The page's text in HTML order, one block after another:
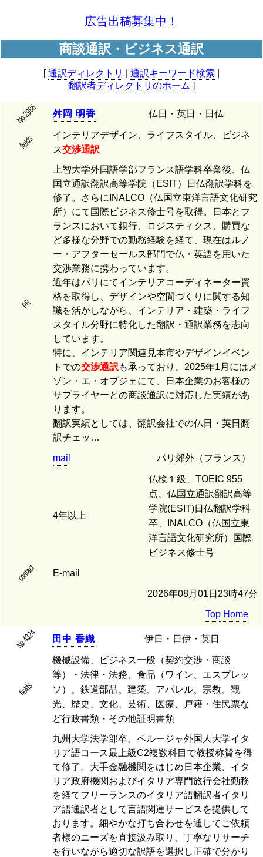
広告出稿募集中！
商談通訳・ビジネス通訳
[通訳ディレクトリ 通訳キーワード検索
翻訳者ディレクトリのホーム ]
No.2986 舛 岡 明香 仏日・英日・日仏
fields
インテリアデザイン、ライフスタイル、ビジネ
ス交渉通訳
PR
上智大学外国語学部フランス語学科卒業後、仏
国立通訳翻訳高等学院（ESIT）日仏翻訳学科を
修了。さらにINALCO（仏国立東洋言語文化研究
所）にて国際ビジネス修士号を取得。日本とフ
ランスにおいて銀行、ロジスティクス、購買な
ど多様な分野での勤務経験を経て、現在はルノ
ー・アフターセールス部門で仏・英語を用いた
交渉業務に携わっています。
近年はパリにてインテリアコーディネーター資
格を取得し、デザインや空間づくりに関する知
識を活かしながら、インテリア・建築・ライフ
スタイル分野に特化した翻訳・通訳業務を志向
しています。
特に、インテリア関連見本市やデザインイベン
トでの交渉通訳 も承っており、2025年1月にはメ
ゾン・エ・オブジェにて、日本企業のお客様の
サプライヤーとの商談通訳に対応した実績があ
ります。
翻訳実績としては、翻訳会社での仏日・英日翻
訳チェッ…
mail パリ郊外（フランス）
4年以上
仏検１級、TOEIC 955
点、仏国立通訳翻訳高等
学院(ESIT)日仏翻訳学科
卒、INALCO（仏国立東
洋言語文化研究所）国際
ビジネス修士号
contact E-mail
2026年08月01日23時47分
Top Home
No.4324 田 中 香織 伊日・日伊・英日
fields
機械設備、ビジネス一般（契約交渉・商談
等）・法律・法務、食品（ワイン、エスプレッ
ソ）、鉄道部品、建築、アパレル、宗教、観
光、歴史、文化、芸術、医療、戸籍・住民票な
ど行政書類・その他証明書類
九州大学法学部卒。ペルージャ外国人大学イタ
リア語コース最上級C2複数科目で教授称賛を得
て修了。大手金融機関をはじめ日本企業、イタ
リア政府機関およびイタリア専門旅行会社勤務
を経てフリーランスのイタリア語翻訳者イタリ
ア語通訳者として言語関連サービスを提供して
おります。細やかな打ち合わせを通してご依頼
者様のニーズを直接汲み取り、丁寧なリサーチ
を行いながら適切な訳語を選択し正確で分かり